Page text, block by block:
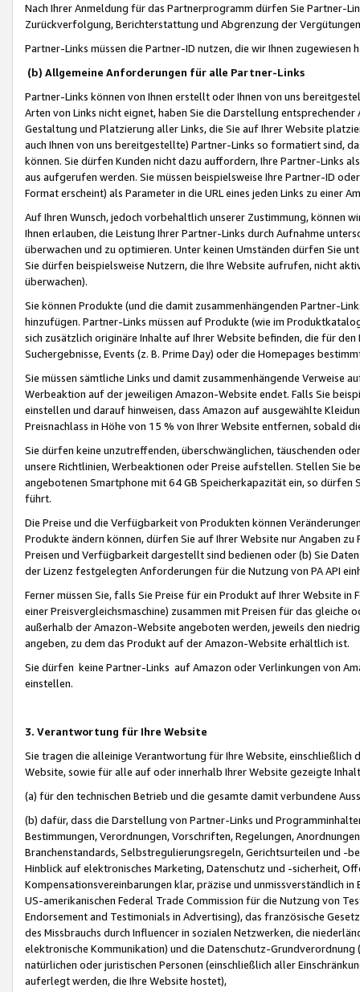
Nach Ihrer Anmeldung für das Partnerprogramm dürfen Sie Partner-
Zurückverfolgung, Berichterstattung und Abgrenzung der
Partner-Links müssen die Partner-ID nutzen, die wir Ihnen zugewiesen
(b) Allgemeine Anforderungen für alle Partner-Links
Partner-Links können von Ihnen erstellt oder Ihnen von uns
Arten von Links nicht eignet, haben Sie die Darstellung
Gestaltung und Platzierung aller Links, die Sie auf Ihrer Website
auch Ihnen von uns bereitgestellte) Partner-Links so formatiert sind,
können. Sie dürfen Kunden nicht dazu auffordern, Ihre Partner-Links
aus aufgerufen werden. Sie müssen beispielsweise Ihre Partner-ID
Format erscheint) als Parameter in die URL eines jeden Links zu einer
Auf Ihren Wunsch, jedoch vorbehaltlich unserer Zustimmung, können
Ihnen erlauben, die Leistung Ihrer Partner-Links durch Aufnahme
überwachen und zu optimieren. Unter keinen Umständen dürfen Sie
Sie dürfen beispielsweise Nutzern, die Ihre Website aufrufen, nicht
überwachen).
Sie können Produkte (und die damit zusammenhängenden Partner-
hinzufügen. Partner-Links müssen auf Produkte (wie im
sich zusätzlich originäre Inhalte auf Ihrer Website befinden, die für
Suchergebnisse, Events (z. B. Prime Day) oder die Homepages
Sie müssen sämtliche Links und damit zusammenhängende
Werbeaktion auf der jeweiligen Amazon-Website endet. Falls Sie
einstellen und darauf hinweisen, dass Amazon auf ausgewählte
Preisnachlass in Höhe von 15 % von Ihrer Website entfernen, sobald
Sie dürfen keine unzutreffenden, überschwänglichen, täuschenden
unsere Richtlinien, Werbeaktionen oder Preise aufstellen. Stellen Sie
angebotenen Smartphone mit 64 GB Speicherkapazität ein, so dürfen
führt.
Die Preise und die Verfügbarkeit von Produkten können
Produkte ändern können, dürfen Sie auf Ihrer Website nur Angaben
Preisen und Verfügbarkeit dargestellt sind bedienen oder (b) Sie
der Lizenz festgelegten Anforderungen für die Nutzung von PA API
Ferner müssen Sie, falls Sie Preise für ein Produkt auf Ihrer Website
einer Preisvergleichsmaschine) zusammen mit Preisen für das
außerhalb der Amazon-Website angeboten werden, jeweils den
angeben, zu dem das Produkt auf der Amazon-Website erhältlich ist.
Sie dürfen keine Partner-Links auf Amazon oder Verlinkungen von
einstellen.
3. Verantwortung für Ihre Website
Sie tragen die alleinige Verantwortung für Ihre Website,
Website, sowie für alle auf oder innerhalb Ihrer Website gezeigte
(a) für den technischen Betrieb und die gesamte damit verbundene
(b) dafür, dass die Darstellung von Partner-Links und
Bestimmungen, Verordnungen, Vorschriften, Regelungen,
Branchenstandards, Selbstregulierungsregeln, Gerichtsurteilen und -
Hinblick auf elektronisches Marketing, Datenschutz und -sicherheit,
Kompensationsvereinbarungen klar, präzise und unmissverständlich
US-amerikanischen Federal Trade Commission für die Nutzung von
Endorsement and Testimonials in Advertising), das französische
des Missbrauchs durch Influencer in sozialen Netzwerken, die
elektronische Kommunikation) und die Datenschutz-
natürlichen oder juristischen Personen (einschließlich aller
auferlegt werden, die Ihre Website hostet),